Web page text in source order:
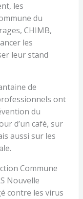
les
du
CHIMB,
les
leur stand
de
ont
du
d’un café, sur
aussi sur les
Commune
Nouvelle
contre les virus